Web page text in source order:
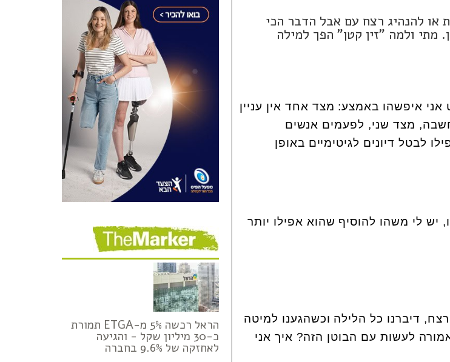
או להנהיג רצח עם אבל הדבר הכי
מתי ולמה "זין קטן" הפך למילה
אני איפשהו באמצע: מצד אחד אין עניין
מצד שני, לפעמים אנשים
לבטל דיונים לגיטימיים באופן
יש לי משהו להוסיף שהוא אפילו יותר
דיברנו כל הלילה וכשהגענו למיטה
לעשות עם הבוטן הזה? איך אני
הראל רכשה 5% מ-ETGA תמורת
כ-30 מיליון שקל - והגיעה
לאחזקה של 9.6% בחברה